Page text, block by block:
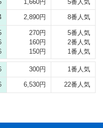
1,660円 5番人気
2,890円 8番人気
270円
160円
150円
5番人気
2番人気
1番人気
300円 1番人気
6,530円 22番人気